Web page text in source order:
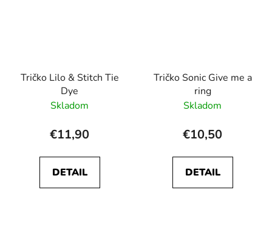
Tričko Lilo & Stitch Tie
Dye
Skladom
€11,90
DETAIL
Tričko Sonic Give me a
ring
Skladom
€10,50
DETAIL